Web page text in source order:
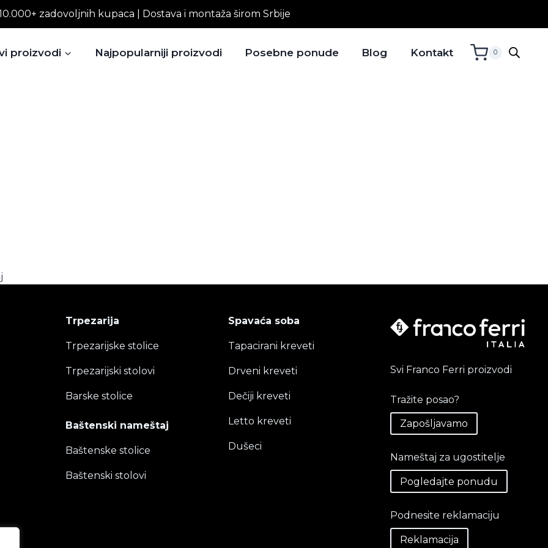
zadovoljnih kupaca | Dostava i montaža širom Srbije
proizvodi Najpopularniji proizvodi Posebne ponude Blog Kontakt 0
Trpezarija
Trpezarijske stolice
Trpezarijski stolovi
Barske stolice
Baštenski nameštaj
Baštenske stolice
Baštenski stolovi
Spavaća soba
Tapacirani kreveti
Drveni kreveti
Dečiji kreveti
Letto kreveti
Dušeci
Svi Franco Ferri proizvodi
Tražite posao?
Zapošljavamo
Nameštaj za ugostitelje
Pogledajte ponudu
Podnesite reklamaciju
Reklamacija